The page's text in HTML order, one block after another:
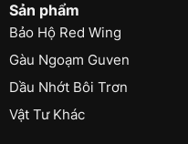
Sản phẩm
Bảo Hộ Red Wing
Gàu Ngoạm Guven
Dầu Nhớt Bôi Trơn
Vật Tư Khác